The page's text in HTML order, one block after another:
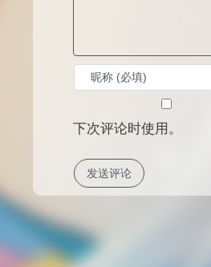
下次评论时使用。